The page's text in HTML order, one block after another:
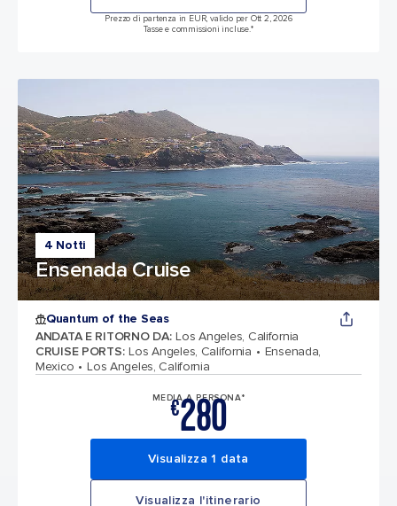
Prezzo di partenza in EUR, valido per Ott 2, 2026
Tasse e commissioni incluse.*
4 Notti
Ensenada Cruise
Quantum of the Seas
ANDATA E RITORNO DA: Los Angeles, California
CRUISE PORTS: Los Angeles, California
Ensenada,
Mexico
Los Angeles, California
MEDIA A PERSONA*
€280
Visualizza 1 data
Visualizza l'itinerario